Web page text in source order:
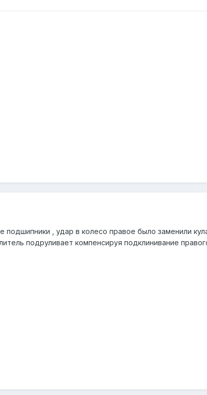
, удар в колесо правое было заменили
подруливает компенсируя подклинивание